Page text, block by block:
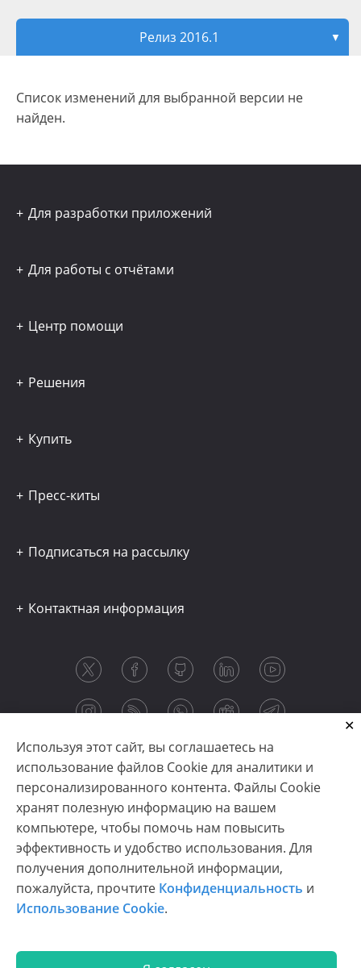
Релиз 2016.1 ▼
Список изменений для выбранной версии не
найден.
Используя этот сайт, вы соглашаетесь на
использование файлов Cookie для аналитики и
персонализированного контента. Файлы Cookie
хранят полезную информацию на вашем
компьютере, чтобы помочь нам повысить
эффективность и удобство использования. Для
получения дополнительной информации,
пожалуйста, прочтите Конфиденциальность и
Использование Cookie.
Для разработки приложений
Для работы с отчётами
Центр помощи
Решения
Купить
Пресс-киты
Подписаться на рассылку
Контактная информация
Copyright © 2003-2026 CloudReports sp. z o.o. (dba
Stimulsoft). All rights reserved.
Конфиденциальность